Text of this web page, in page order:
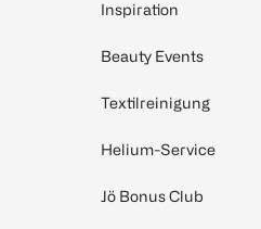
Inspiration
Beauty Events
Textilreinigung
Helium-Service
Jö Bonus Club